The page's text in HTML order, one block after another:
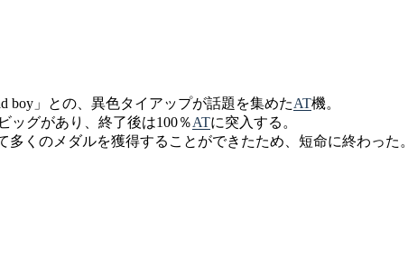
boy」との、異色タイアップが話題を集めたAT機。
ッグがあり、終了後は100％ATに突入する。
くのメダルを獲得することができたため、短命に終わった。